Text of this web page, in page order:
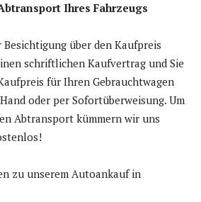
Ihres Fahrzeugs
über den Kaufpreis
schriftlichen Kaufvertrag und Sie
für Ihren Gebrauchtwagen
oder per Sofortüberweisung. Um
Abtransport kümmern wir uns
zu unserem Autoankauf in